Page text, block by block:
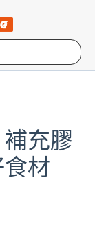
充膠
材